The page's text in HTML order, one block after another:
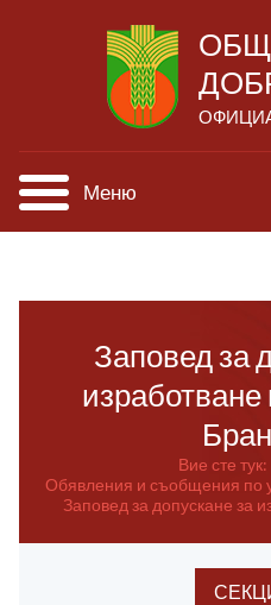
Меню
Заповед за
Вие сте тук:
Обявления и съобщения по
Заповед за допускане за